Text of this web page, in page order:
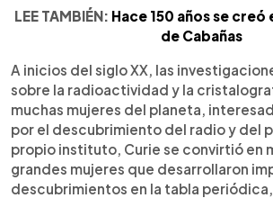
LEE TAMBIÉN: Hace 150 años se
de Cabañas
A inicios del siglo XX, las
sobre la radioactividad y la
muchas mujeres del planeta,
por el descubrimiento del radio y del
propio instituto, Curie se convirtió en
grandes mujeres que desarrollaron
descubrimientos en la tabla